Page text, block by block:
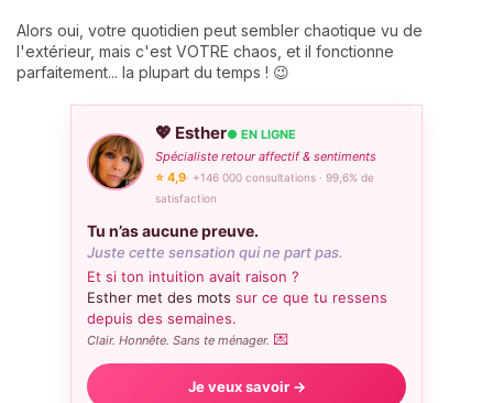
Alors oui, votre quotidien peut sembler chaotique vu de
l'extérieur, mais c'est VOTRE chaos, et il fonctionne
parfaitement... la plupart du temps ! 😉
💖 Esther● EN LIGNE
Spécialiste retour affectif & sentiments
⭐ 4,9· +146 000 consultations · 99,6% de
satisfaction
Tu n’as aucune preuve.
Juste cette sensation qui ne part pas.
Et si ton intuition avait raison ?
Esther met des mots sur ce que tu ressens
depuis des semaines.
Clair. Honnête. Sans te ménager. 💌
Je veux savoir →